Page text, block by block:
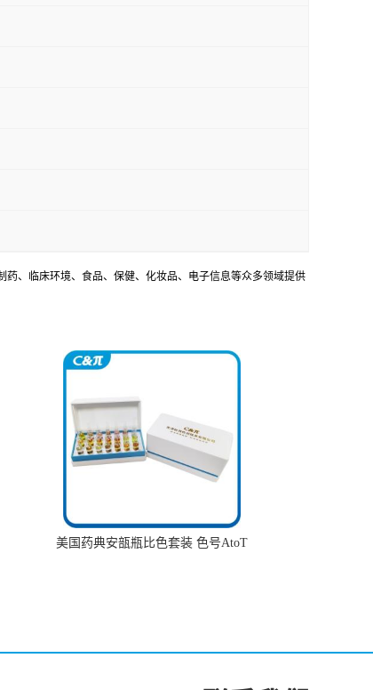
、临床环境、食品、保健、化妆品、电子信息等众多领域提供
美国药典安瓿瓶比色套装 色号AtoT